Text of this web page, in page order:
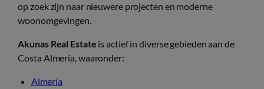
op zoek zijn naar nieuwere projecten en moderne
woonomgevingen.
Akunas Real Estate is actief in diverse gebieden aan de
Costa Almería, waaronder:
Almería